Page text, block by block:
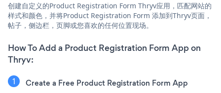
创建自定义的Product Registration Form Thryv应用，匹配网站的
样式和颜色，并将Product Registration Form 添加到Thryv页面，
帖子，侧边栏，页脚或您喜欢的任何位置现场。
How To Add a Product Registration Form App on
Thryv:
Create a Free Product Registration Form App